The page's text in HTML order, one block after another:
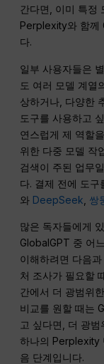
간다면, 이미 특정
Perplexity와 함께
다.
일부 사용자들은
도 여러 모델 계열
상하거나, 다양한
도구를 사용하고
연스럽게 제 역할
위한 다중 모델 작
검색이 주된 업무
다. 결제 전에 도
와 DeepSeek 쌍
많은 독자들에게
GlobalGPT 중 어
이해하려면 다음
처 조사가 필요할
간에서 더 광범위
비교를 원할 때는
고 싶다면, 더 광범
하나의 Perplexity
음 단계입니다.